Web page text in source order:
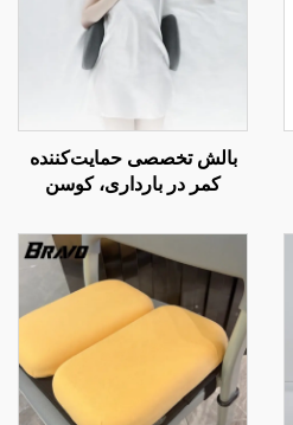
بالش تخصصی حمایت‌کننده
کمر در بارداری، کوسن
برای تخت، بالش کمر W2